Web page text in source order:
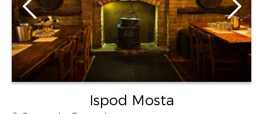
Ispod Mosta